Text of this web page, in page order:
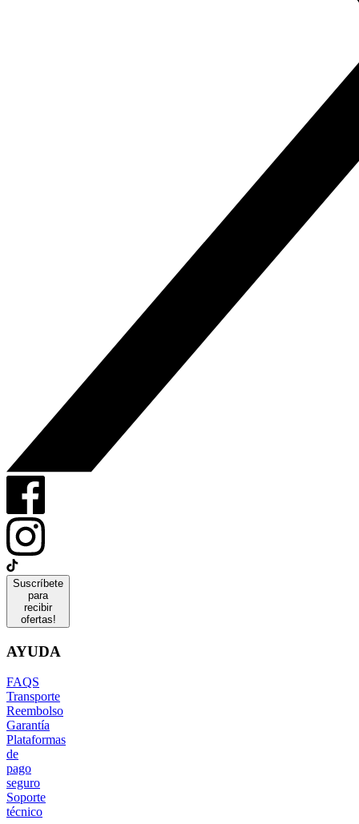
Suscríbete
para
recibir
ofertas!
AYUDA
FAQS
Transporte
Reembolso
Garantía
Plataformas
de
pago
seguro
Soporte
técnico